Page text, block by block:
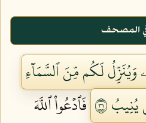
المصحف
وَيُنَزِّلُ لَكُم مِّنَ ٱلسَّمَآءِ
١٣
فَٱدۡعُواْ ٱللَّهَ